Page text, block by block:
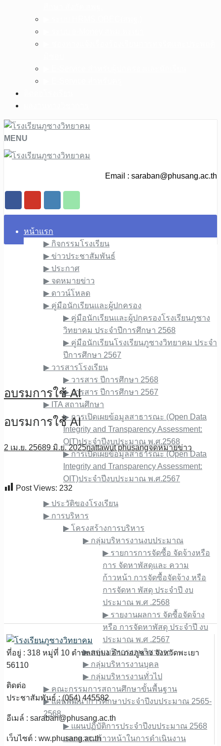
MENU
Email : saraban@phusang.ac.th
หน้าแรก
▶︎ กิจกรรมโรงเรียน
▶︎ ข่าวประชาสัมพันธ์
▶︎ ประกาศ
▶︎ จดหมายข่าว
▶︎ ดาวน์โหลด
▶︎ คู่มือนักเรียนและผู้ปกครอง
▶︎ คู่มือนักเรียนและผู้ปกครองโรงเรียนภูซาง
วิทยาคม ประจำปีการศึกษา 2568
▶︎ คู่มือนักเรียนโรงเรียนภูซางวิทยาคม ประจำ
ปีการศึกษา 2567
▶︎ วารสารโรงเรียน
▶︎ วารสาร ปีการศึกษา 2568
▶︎ วารสาร ปีการศึกษา 2567
▶︎ ITA สถานศึกษา
▶︎ การเปิดเผยข้อมูลสาธารณะ (Open Data
Integrity and Transparency Assessment:
OIT)ประจำปีงบประมาณ พ.ศ.2568
▶︎ การเปิดเผยข้อมูลสาธารณะ (Open Data
Integrity and Transparency Assessment:
OIT)ประจำปีงบประมาณ พ.ศ.2567
เกี่ยวกับเรา
▶︎ ประวัติของโรงเรียน
▶︎ การบริหาร
▶︎ โครงสร้างการบริหาร
▶︎ กลุ่มบริหารงานงบประมาณ
▶︎ รายการการจัดซื้อ จัดจ้างหรือ
การ จัดหาพัสดุและ ความ
ก้าวหน้า การจัดซื้อจัดจ้าง หรือ
การจัดหา พัสดุ ประจําปี งบ
ประมาณ พ.ศ .2568
▶︎ รายงานผลการ จัดซื้อจัดจ้าง
หรือ การจัดหาพัสดุ ประจําปี งบ
ประมาณ พ.ศ .2567
▶︎ กลุ่มบริหารงานวิชาการ
▶︎ กลุ่มบริหารงานบุคล
▶︎ กลุ่มบริหารงานทั่วไป
▶︎ คณะกรรมการสถานศึกษาขั้นพื้นฐาน
▶︎ แผนพัฒนาการศึกษาประจำปีงบประมาณ 2565-
2568
▶︎ แผนปฏิบัติการประจำปีงบประมาณ 2568
และความก้าวหน้าในการดำเนินงาน
อบรมการใช้ AI
อบรมการใช้ AI
2 เม.ย. 25689 มิ.ย. 2025nattawut phusangจดหมายข่าว
Post Views: 232
ที่อยู่ : 318 หมู่ที่ 10 ตำบลสบบง อำเภอภูซาง จังหวัดพะเยา
56110
ติดต่อ
ประชาสัมพันธ์ : (054) 445582
อีเมล์ : saraban@phusang.ac.th
เว็บไซต์ : ww.phusang.ac.th